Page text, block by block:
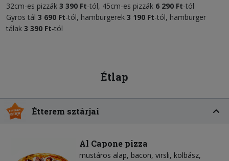
32cm-es pizzák 3 390 Ft-tól, 45cm-es pizzák 6 290 Ft-tól
Gyros tál 3 690 Ft-tól, hamburgerek 3 190 Ft-tól, hamburger
tálak 3 390 Ft-tól
Étlap
Étterem sztárjai
Al Capone pizza
mustáros alap bacon virsli kolbász